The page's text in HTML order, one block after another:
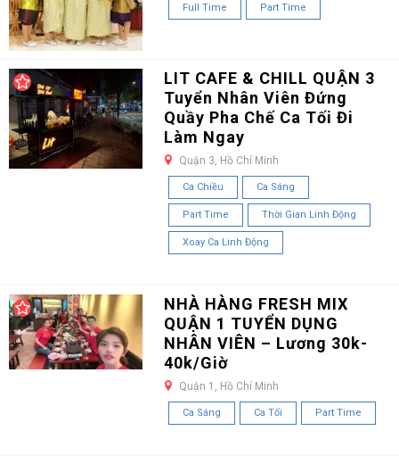
Full Time Part Time
LIT CAFE & CHILL QUẬN 3
Tuyển Nhân Viên Đứng
Quầy Pha Chế Ca Tối Đi
Làm Ngay
Quận 3, Hồ Chí Minh
Ca Chiều Ca Sáng
Part Time Thời Gian Linh Động
Xoay Ca Linh Động
NHÀ HÀNG FRESH MIX
QUẬN 1 TUYỂN DỤNG
NHÂN VIÊN – Lương 30k-
40k/Giờ
Quận 1, Hồ Chí Minh
Ca Sáng Ca Tối Part Time